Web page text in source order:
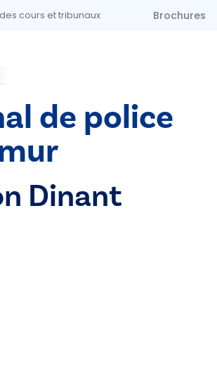
cours et tribunaux Brochures
de police
Dinant